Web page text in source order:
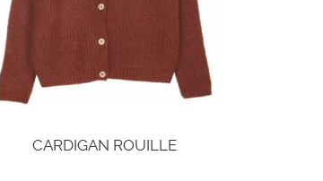
CARDIGAN ROUILLE